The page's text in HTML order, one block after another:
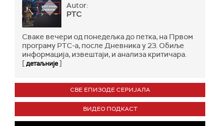
Autor:
РТС
Сваке вечери од понедељка до петка, на Првом
програму РТС-а, после Дневника у 23. Обиље
информација, извештаји, и анализа критичара.
[детаљније]
СВЕ ЕПИЗОДЕ СЕРИЈАЛА
ВИДЕО ПОДКАСТ